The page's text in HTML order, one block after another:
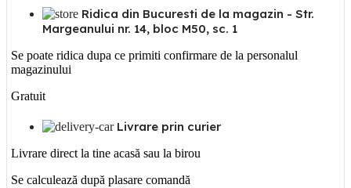
Ridica din Bucuresti de la magazin - Str.
Margeanului nr. 14, bloc M50, sc. 1
Se poate ridica dupa ce primiti confirmare de la personalul
magazinului
Gratuit
Livrare prin curier
Livrare direct la tine acasă sau la birou
Se calculează după plasare comandă